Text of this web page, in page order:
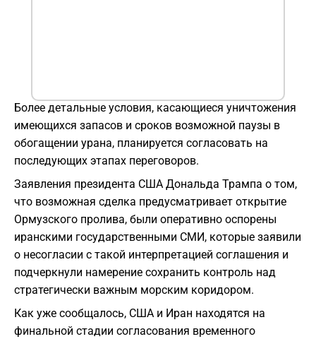
Более детальные условия, касающиеся уничтожения
имеющихся запасов и сроков возможной паузы в
обогащении урана, планируется согласовать на
последующих этапах переговоров.
Заявления президента США Дональда Трампа о том,
что возможная сделка предусматривает открытие
Ормузского пролива, были оперативно оспорены
иранскими государственными СМИ, которые заявили
о несогласии с такой интерпретацией соглашения и
подчеркнули намерение сохранить контроль над
стратегически важным морским коридором.
Как уже сообщалось, США и Иран находятся на
финальной стадии согласования временного